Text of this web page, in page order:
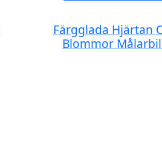
Färgglada Hjärtan
Blommor